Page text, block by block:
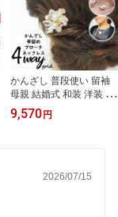
かんざし 普段使い 留袖
母親 結婚式 和装 洋装 4w
ay ゴールド 帯留め ブロ
ーチ ペンダントトップ
式 普段使い 母の日 大人
9,570 円
2026/07/15